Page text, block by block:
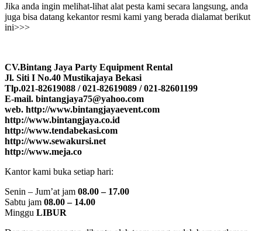
Jika anda ingin melihat-lihat alat pesta kami secara langsung, anda
juga bisa datang kekantor resmi kami yang berada dialamat berikut
ini>>>
CV.Bintang Jaya Party Equipment Rental
Jl. Siti I No.40 Mustikajaya Bekasi
Tlp.021-82619088 / 021-82619089 / 021-82601199
E-mail. bintangjaya75@yahoo.com
web. http://www.bintangjayaevent.com
http://www.bintangjaya.co.id
http://www.tendabekasi.com
http://www.sewakursi.net
http://www.meja.co
Kantor kami buka setiap hari:
Senin – Jum’at jam 08.00 – 17.00
Sabtu jam 08.00 – 14.00
Minggu LIBUR